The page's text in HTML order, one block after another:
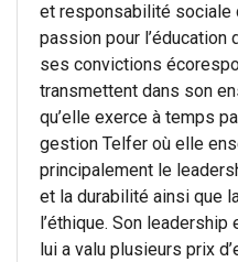
et responsabilité sociale
passion pour l’éducation
ses convictions
transmettent dans son
qu’elle exerce à temps
gestion Telfer où elle
principalement le
et la durabilité ainsi que
l’éthique. Son leadership
lui a valu plusieurs prix